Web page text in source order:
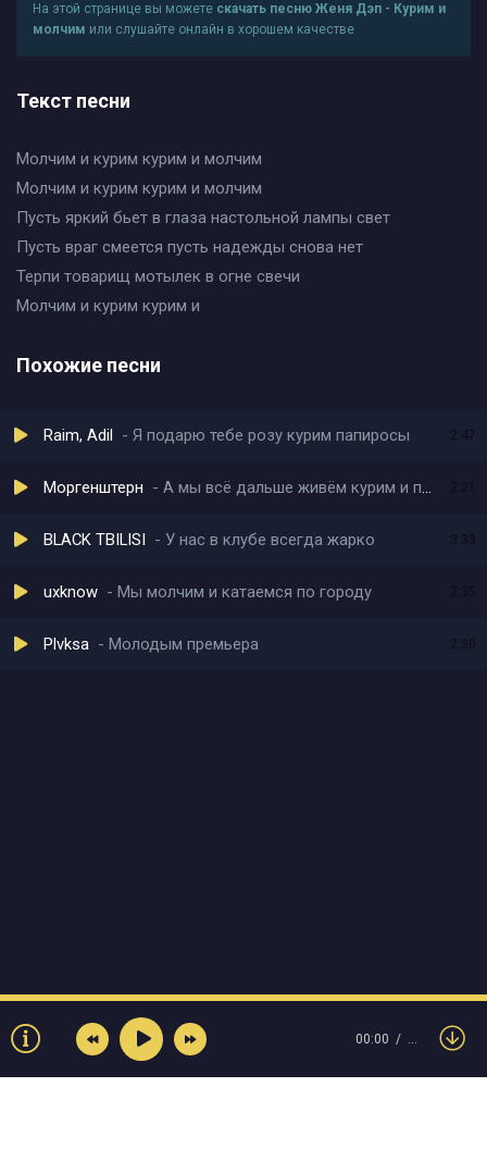
На этой странице вы можете скачать песню Женя Дэп - Курим и
молчим или слушайте онлайн в хорошем качестве
Текст песни
Молчим и курим курим и молчим
Молчим и курим курим и молчим
Пусть яркий бьет в глаза настольной лампы свет
Пусть враг смеется пусть надежды снова нет
Терпи товарищ мотылек в огне свечи
Молчим и курим курим и
Похожие песни
Raim, Adil Я подарю тебе розу курим папиросы 2:47
Моргенштерн А мы всё дальше живём курим и пьём
BLACK TBILISI У нас в клубе всегда жарко 3:33
uxknow Мы молчим и катаемся по городу
Plvksa Молодым премьера 2:30
00:00 …